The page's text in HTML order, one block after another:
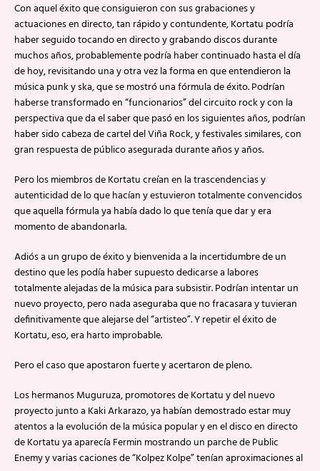
Con aquel éxito que consiguieron con sus grabaciones y
actuaciones en directo, tan rápido y contundente, Kortatu podría
haber seguido tocando en directo y grabando discos durante
muchos años, probablemente podría haber continuado hasta el día
de hoy, revisitando una y otra vez la forma en que entendieron la
música punk y ska, que se mostró una fórmula de éxito. Podrían
haberse transformado en “funcionarios” del circuito rock y con la
perspectiva que da el saber que pasó en los siguientes años, podrían
haber sido cabeza de cartel del Viña Rock, y festivales similares, con
gran respuesta de público asegurada durante años y años.
Pero los miembros de Kortatu creían en la trascendencias y
autenticidad de lo que hacían y estuvieron totalmente convencidos
que aquella fórmula ya había dado lo que tenía que dar y era
momento de abandonarla.
Adiós a un grupo de éxito y bienvenida a la incertidumbre de un
destino que les podía haber supuesto dedicarse a labores
totalmente alejadas de la música para subsistir. Podrían intentar un
nuevo proyecto, pero nada aseguraba que no fracasara y tuvieran
definitivamente que alejarse del “artisteo”. Y repetir el éxito de
Kortatu, eso, era harto improbable.
Pero el caso que apostaron fuerte y acertaron de pleno.
Los hermanos Muguruza, promotores de Kortatu y del nuevo
proyecto junto a Kaki Arkarazo, ya habían demostrado estar muy
atentos a la evolución de la música popular y en el disco en directo
de Kortatu ya aparecía Fermin mostrando un parche de Public
Enemy y varias caciones de “Kolpez Kolpe” tenían aproximaciones al